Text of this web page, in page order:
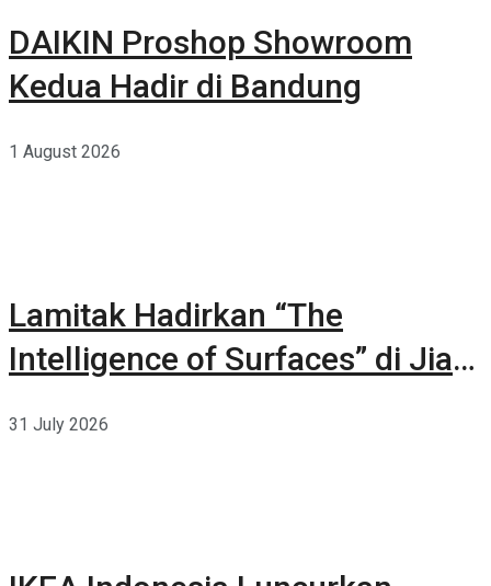
DAIKIN Proshop Showroom
Kedua Hadir di Bandung
1 August 2026
Lamitak Hadirkan “The
Intelligence of Surfaces” di Jia
31 July 2026